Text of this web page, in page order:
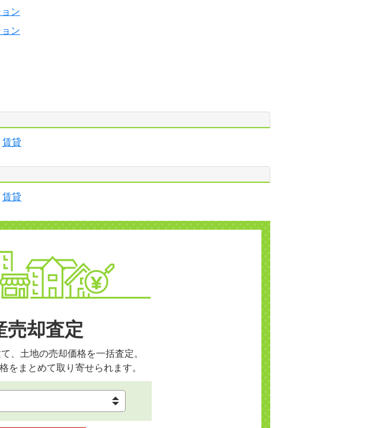
ン
ン
賃貸
賃貸
売却査定
、土地の売却価格を一括査定。
をまとめて取り寄せられます。